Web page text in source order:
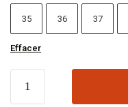
35 36 37
Effacer